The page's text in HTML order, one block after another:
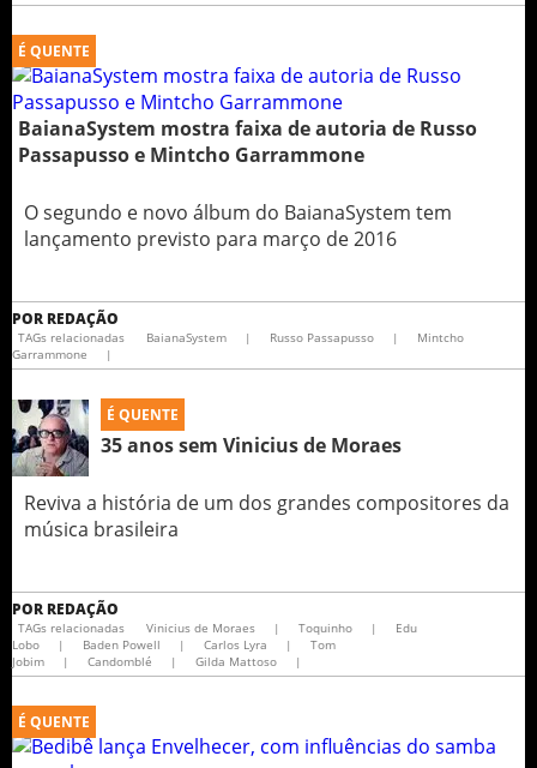
É QUENTE
BaianaSystem mostra faixa de autoria de Russo
Passapusso e Mintcho Garrammone
O segundo e novo álbum do BaianaSystem tem
lançamento previsto para março de 2016
POR REDAÇÃO
TAGs relacionadas BaianaSystem | Russo Passapusso |
Mintcho
Garrammone
|
É QUENTE
35 anos sem Vinicius de Moraes
Reviva a história de um dos grandes compositores da
música brasileira
POR REDAÇÃO
TAGs relacionadas Vinicius de Moraes | Toquinho |
Edu
Lobo
| Baden Powell | Carlos Lyra |
Tom
Jobim
| Candomblé | Gilda Mattoso |
É QUENTE